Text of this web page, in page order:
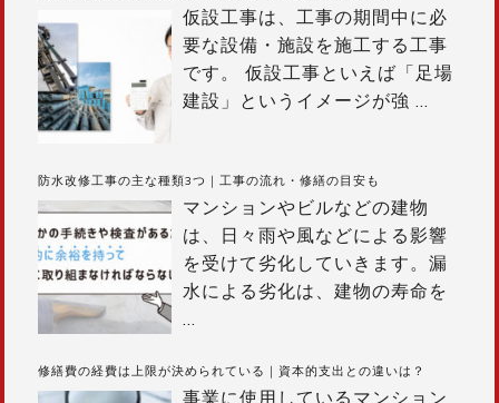
仮設工事は、工事の期間中に必
要な設備・施設を施工する工事
です。 仮設工事といえば「足場
建設」というイメージが強 …
防水改修工事の主な種類3つ｜工事の流れ・修繕の目安も
マンションやビルなどの建物
は、日々雨や風などによる影響
を受けて劣化していきます。漏
水による劣化は、建物の寿命を
…
修繕費の経費は上限が決められている｜資本的支出との違いは？
事業に使用しているマンション